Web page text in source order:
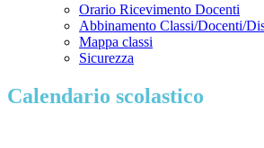
Orario Ricevimento Docenti
Abbinamento Classi/Docenti/
Mappa classi
Sicurezza
Calendario scolastico